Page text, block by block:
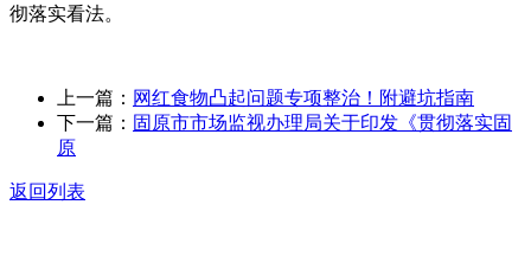
彻落实看法。
上一篇： 网红食物凸起问题专项整治！附避坑指南
下一篇： 固原市市场监视办理局关于印发《贯彻落实固
原
返回列表